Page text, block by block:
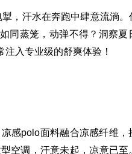
，汗水在奔跑中肆意流淌。
同蒸笼，动弹不得？洞察夏
入专业级的舒爽体验！
感polo面料融合凉感纤维，
空调，汗意未起，凉意已至